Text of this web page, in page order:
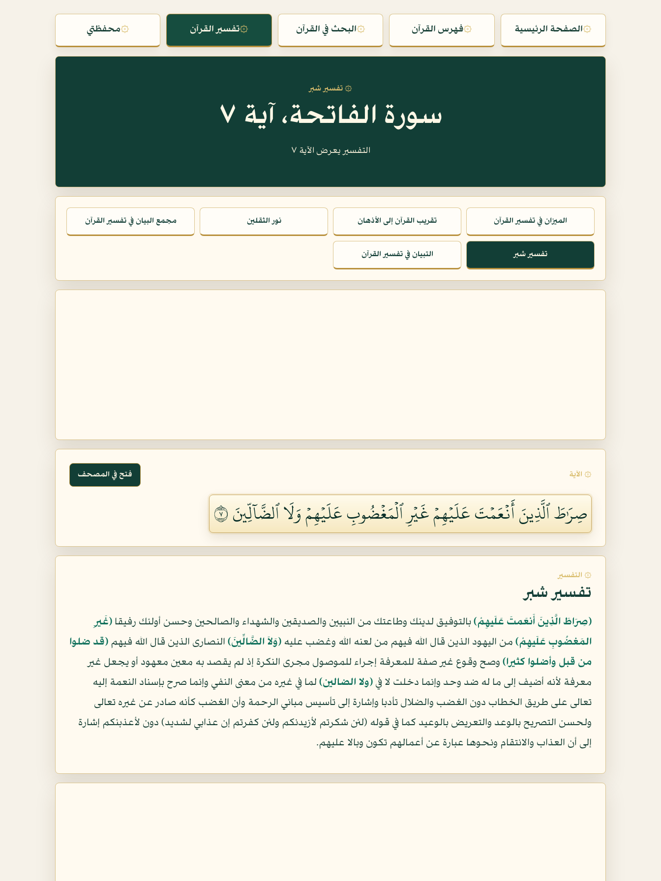
۞الصفحة الرئيسية ۞فهرس القرآن ۞البحث في القرآن ۞تفسير القرآن ۞محفظتي
۞ تفسير شبر
سورة الفاتحة، آية ٧
التفسير يعرض الآية ٧
الميزان في تفسير القرآن تقريب القرآن إلى الأذهان نور الثقلين مجمع البيان في تفسير القرآن
تفسير شبر التبيان في تفسير القرآن
۞ الآية فتح في المصحف
صِرَٰطَ ٱلَّذِينَ أَنۡعَمۡتَ عَلَيۡهِمۡ غَيۡرِ ٱلۡمَغۡضُوبِ عَلَيۡهِمۡ وَلَا ٱلضَّآلِّينَ ٧
۞ التفسير
تفسير شبر
﴿صِرَاطَ الَّذِينَ أَنعَمتَ عَلَيهِمْ﴾بالتوفيق لدينك وطاعتك من النبيين والصديقين والشهداء والصالحين وحسن أولئك رفيقا ﴿غَيرِ
المَغضُوبِ عَلَيهِمْ﴾ من اليهود الذين قال الله فيهم من لعنه الله وغضب عليه ﴿وَلاَ الضَّالِّينَ﴾ النصارى الذين قال الله فيهم (قد ضلوا
من قبل وأضلوا كثيرا) وصح وقوع غير صفة للمعرفة إجراء للموصول مجرى النكرة إذ لم يقصد به معين معهود أو يجعل غير
معرفة لأنه أضيف إلى ما له ضد وحد وإنما دخلت لا في (ولا الضالين) لما في غيره من معنى النفي وإنما صرح بإسناد النعمة إليه
تعالى على طريق الخطاب دون الغضب والضلال تأدبا وإشارة إلى تأسيس مباني الرحمة وأن الغضب كأنه صادر عن غيره تعالى
ولحسن التصريح بالوعد والتعريض بالوعيد كما في قوله ﴿لئن شكرتم لأزيدنكم ولئن كفرتم إن عذابي لشديد) دون لأعذبنكم إشارة
إلى أن العذاب والانتقام ونحوها عبارة عن أعمالهم تكون وبالا عليهم.